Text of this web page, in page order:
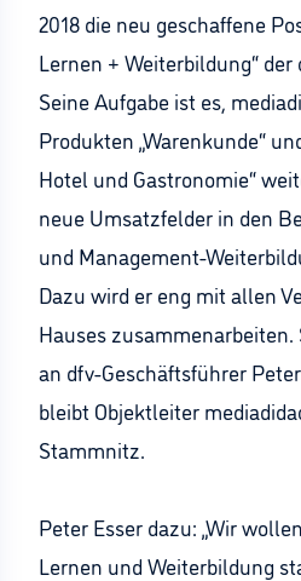
2018 die neu geschaffene
Lernen + Weiterbildung“
Seine Aufgabe ist es,
Produkten „Warenkunde“
Hotel und Gastronomie“
neue Umsatzfelder in den
und Management-
Dazu wird er eng mit allen
Hauses
an dfv-Geschäftsführer
bleibt Objektleiter
Stammnitz.
Peter Esser dazu: „Wir
Lernen und Weiterbildung